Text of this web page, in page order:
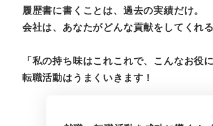
履歴書に書くことは、過去の実績だけ。
会社は、あなたがどんな貢献をしてくれ
「私の持ち味はこれこれで、こんなお役
転職活動はうまくいきます！